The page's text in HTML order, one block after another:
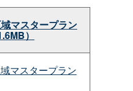
マスタープラン
）
マスタープラン